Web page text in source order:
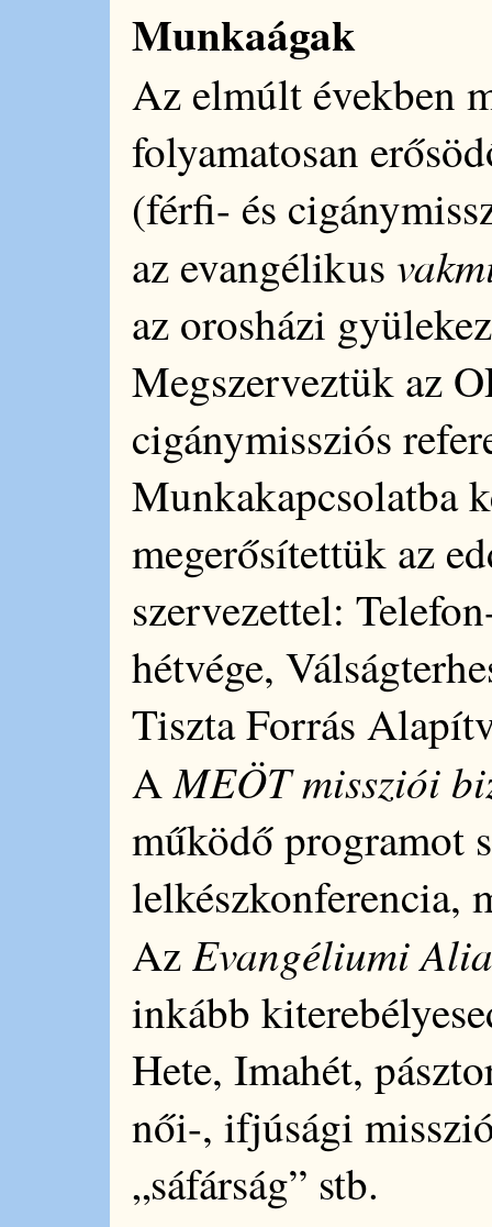
Munkaágak
Az elmúlt években
folyamatosan
(férfi- és
az evangélikus
az orosházi
Megszerveztük az
cigánymissziós
Munkakapcsolatba
megerősítettük az
szervezettel:
hétvége,
Tiszta Forrás
AMEÖT missziói
működő programot
lelkészkonferencia,
AzEvangéliumi
inkább
Hete, Imahét,
női-, ifjúsági
„sáfárság” stb.